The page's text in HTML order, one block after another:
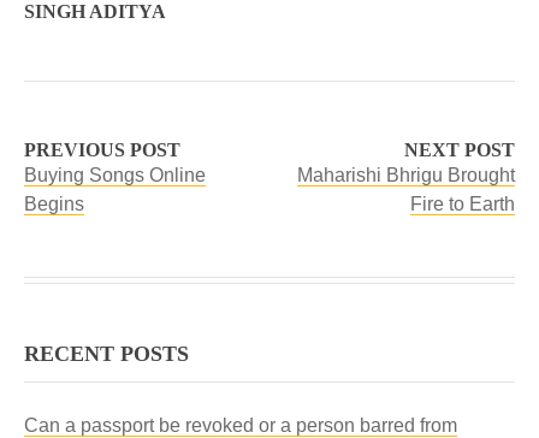
SINGH ADITYA
PREVIOUS POST
Buying Songs Online
Begins
NEXT POST
Maharishi Bhrigu Brought
Fire to Earth
RECENT POSTS
Can a passport be revoked or a person barred from